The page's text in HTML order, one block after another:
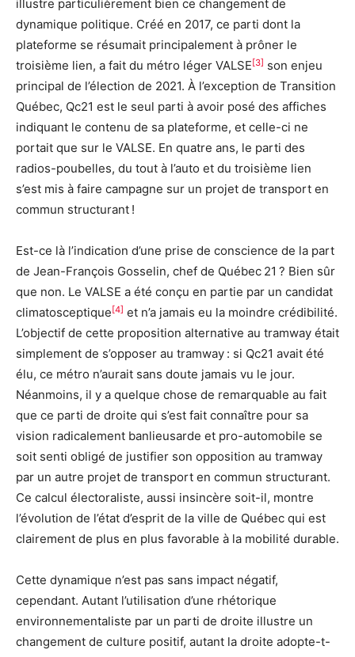
illustre particulièrement bien ce changement de
dynamique politique. Créé en 2017, ce parti dont la
plateforme se résumait principalement à prôner le
troisième lien, a fait du métro léger VALSE[3] son enjeu
principal de l’élection de 2021. À l’exception de Transition
Québec, Qc21 est le seul parti à avoir posé des affiches
indiquant le contenu de sa plateforme, et celle-ci ne
portait que sur le VALSE. En quatre ans, le parti des
radios-poubelles, du tout à l’auto et du troisième lien
s’est mis à faire campagne sur un projet de transport en
commun structurant !
Est-ce là l’indication d’une prise de conscience de la part
de Jean-François Gosselin, chef de Québec 21 ? Bien sûr
que non. Le VALSE a été conçu en partie par un candidat
climatosceptique[4] et n’a jamais eu la moindre crédibilité.
L’objectif de cette proposition alternative au tramway était
simplement de s’opposer au tramway : si Qc21 avait été
élu, ce métro n’aurait sans doute jamais vu le jour.
Néanmoins, il y a quelque chose de remarquable au fait
que ce parti de droite qui s’est fait connaître pour sa
vision radicalement banlieusarde et pro-automobile se
soit senti obligé de justifier son opposition au tramway
par un autre projet de transport en commun structurant.
Ce calcul électoraliste, aussi insincère soit-il, montre
l’évolution de l’état d’esprit de la ville de Québec qui est
clairement de plus en plus favorable à la mobilité durable.
Cette dynamique n’est pas sans impact négatif,
cependant. Autant l’utilisation d’une rhétorique
environnementaliste par un parti de droite illustre un
changement de culture positif, autant la droite adopte-t-